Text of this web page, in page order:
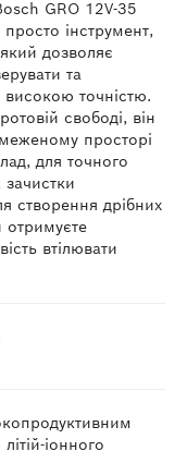
GRO 12V-35
інструмент,
дозволяє
та
високою точністю.
свободі, він
просторі
для точного
зачистки
створення дрібних
отримуєте
втілювати
іонного